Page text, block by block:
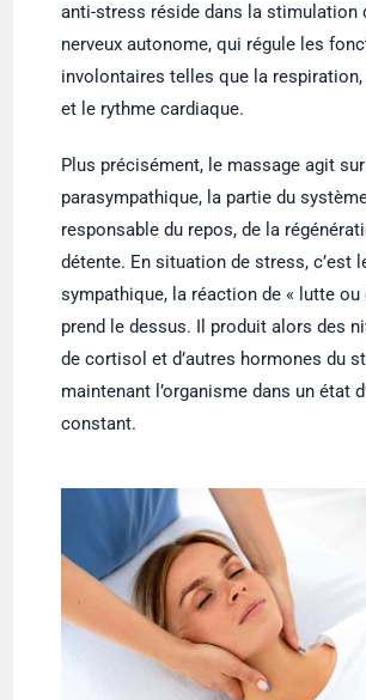
anti-stress réside dans la stimulation
nerveux autonome, qui régule les
involontaires telles que la
et le rythme cardiaque.
Plus précisément, le massage agit
parasympathique, la partie du
responsable du repos, de la
détente. En situation de stress, c’est
sympathique, la réaction de « lutte ou
prend le dessus. Il produit alors des
de cortisol et d’autres hormones du
maintenant l’organisme dans un état
constant.